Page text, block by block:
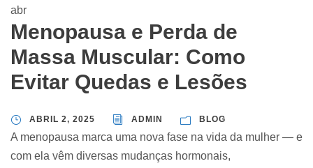
abr
Menopausa e Perda de
Massa Muscular: Como
Evitar Quedas e Lesões
ABRIL 2, 2025 ADMIN BLOG
A menopausa marca uma nova fase na vida da mulher — e
com ela vêm diversas mudanças hormonais,